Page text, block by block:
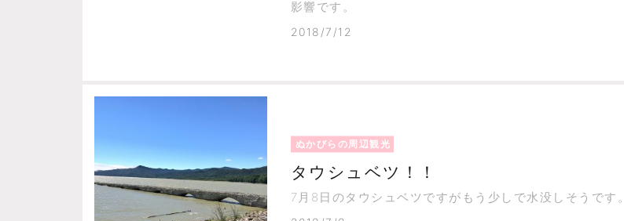
影響です。
2018/7/12
ぬかびらの周辺観光
タウシュベツ！！
7月8日のタウシュベツですがもう少しで水没しそうです。